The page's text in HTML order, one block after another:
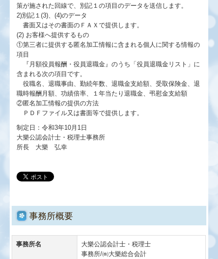
事務所概要
事務所名
大樂公認会計士・税理士
事務所/㈱大樂総合会計
策が施された回線で、別記１の項目のデータを送信します。
2)別記１(3)、(4)のデータ
書面又はその書面のＦＡＸで提供します。
(2) お客様へ提供するもの
①第三者に提供する匿名加工情報に含まれる個人に関する情報の
項目
『月額役員報酬・役員退職金』のうち「役員退職金リスト」に
含まれる次の項目です。
役職名、退職事由、勤続年数、退職金支給額、受取保険金、退
職時報酬月額、功績倍率、１年当たり退職金、弔慰金支給額
②匿名加工情報の提供の方法
ＰＤＦファイル又は書面等で提供します。
制定日：令和3年10月1日
大樂公認会計士・税理士事務所
所長 大樂 弘幸